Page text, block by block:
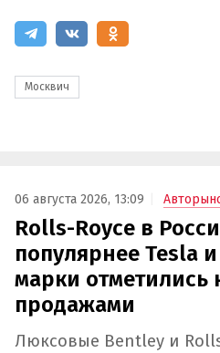
Москвич
06 августа 2026, 13:09
Rolls-Royce в
популярнее Tesla
марки отметились
продажами
Люксовые Bentley и